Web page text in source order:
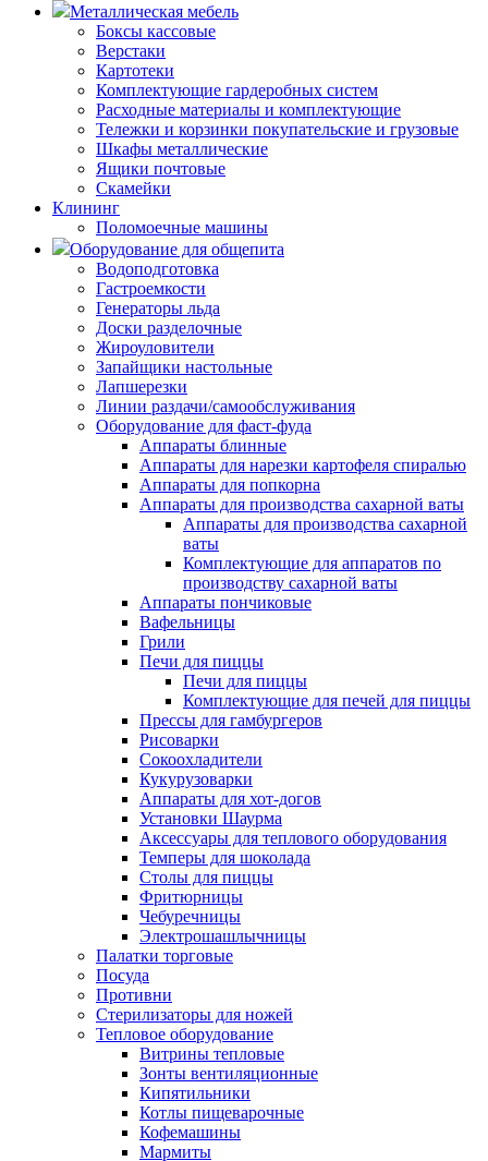
Металлическая мебель
Боксы кассовые
Верстаки
Картотеки
Комплектующие гардеробных систем
Расходные материалы и комплектующие
Тележки и корзинки покупательские и грузовые
Шкафы металлические
Ящики почтовые
Скамейки
Клининг
Поломоечные машины
Оборудование для общепита
Водоподготовка
Гастроемкости
Генераторы льда
Доски разделочные
Жироуловители
Запайщики настольные
Лапшерезки
Линии раздачи/самообслуживания
Оборудование для фаст-фуда
Аппараты блинные
Аппараты для нарезки картофеля спиралью
Аппараты для попкорна
Аппараты для производства сахарной ваты
Аппараты для производства сахарной
ваты
Комплектующие для аппаратов по
производству сахарной ваты
Аппараты пончиковые
Вафельницы
Грили
Печи для пиццы
Печи для пиццы
Комплектующие для печей для пиццы
Прессы для гамбургеров
Рисоварки
Сокоохладители
Кукурузоварки
Аппараты для хот-догов
Установки Шаурма
Аксессуары для теплового оборудования
Темперы для шоколада
Столы для пиццы
Фритюрницы
Чебуречницы
Электрошашлычницы
Палатки торговые
Посуда
Противни
Стерилизаторы для ножей
Тепловое оборудование
Витрины тепловые
Зонты вентиляционные
Кипятильники
Котлы пищеварочные
Кофемашины
Мармиты